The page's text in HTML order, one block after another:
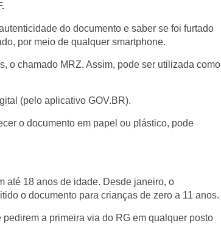
do documento e saber se foi furtado
por meio de qualquer smartphone.
o chamado MRZ. Assim, pode ser utilizada como
(pelo aplicativo GOV.BR).
o documento em papel ou plástico, pode
até 18 anos de idade. Desde janeiro, o
o documento para crianças de zero a 11 anos.
a primeira via do RG em qualquer posto